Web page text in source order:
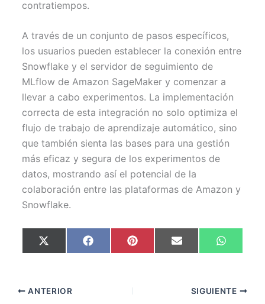
contratiempos.
A través de un conjunto de pasos específicos,
los usuarios pueden establecer la conexión entre
Snowflake y el servidor de seguimiento de
MLflow de Amazon SageMaker y comenzar a
llevar a cabo experimentos. La implementación
correcta de esta integración no solo optimiza el
flujo de trabajo de aprendizaje automático, sino
que también sienta las bases para una gestión
más eficaz y segura de los experimentos de
datos, mostrando así el potencial de la
colaboración entre las plataformas de Amazon y
Snowflake.
Compartir
en
X
(
t
t
Compartir
en
F
a
Compartir
en
P
i
Compartir
en
E
m en
W
h
A
p
ANTERIOR SIGUIENTE